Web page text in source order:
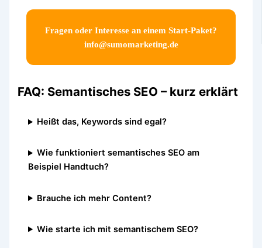
Fragen oder Interesse an einem Start-Paket?
info@sumomarketing.de
FAQ: Semantisches SEO – kurz erklärt
Heißt das, Keywords sind egal?
Wie funktioniert semantisches SEO am
Beispiel Handtuch?
Brauche ich mehr Content?
Wie starte ich mit semantischem SEO?